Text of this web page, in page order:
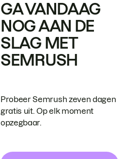
GA VANDAAG
NOG AAN DE
SLAG MET
SEMRUSH
Probeer Semrush zeven dagen
gratis uit. Op elk moment
opzegbaar.